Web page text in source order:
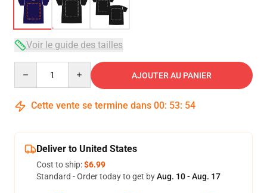
Voir le guide des tailles
AJOUTER AU PANIER
Cette vente se termine dans 00: 53: 53
Deliver to United States
Cost to ship:$6.99
Standard - Order today to get byAug. 10 - Aug. 17